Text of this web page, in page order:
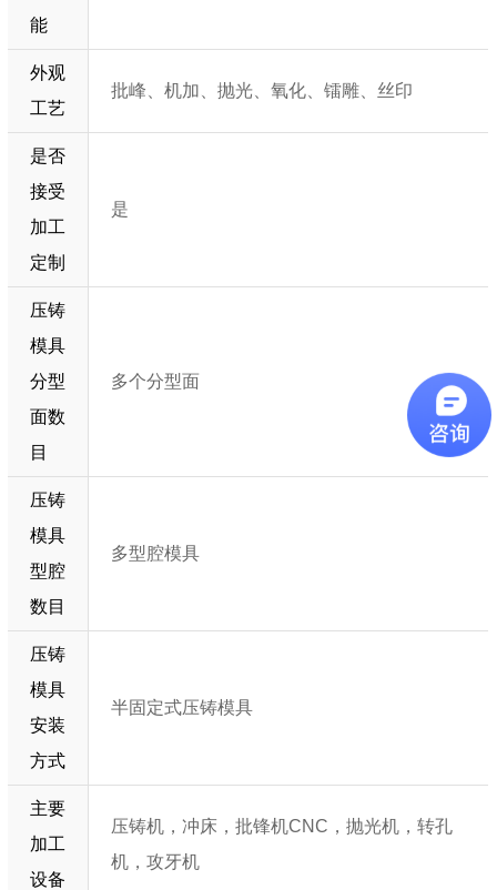
能
外观
工艺
批峰、机加、抛光、氧化、镭雕、丝印
是否
接受
加工
定制
是
压铸
模具
分型
面数
目
多个分型面
压铸
模具
型腔
数目
多型腔模具
压铸
模具
安装
方式
半固定式压铸模具
主要
加工
设备
压铸机，冲床，批锋机CNC，抛光机，转孔
机，攻牙机